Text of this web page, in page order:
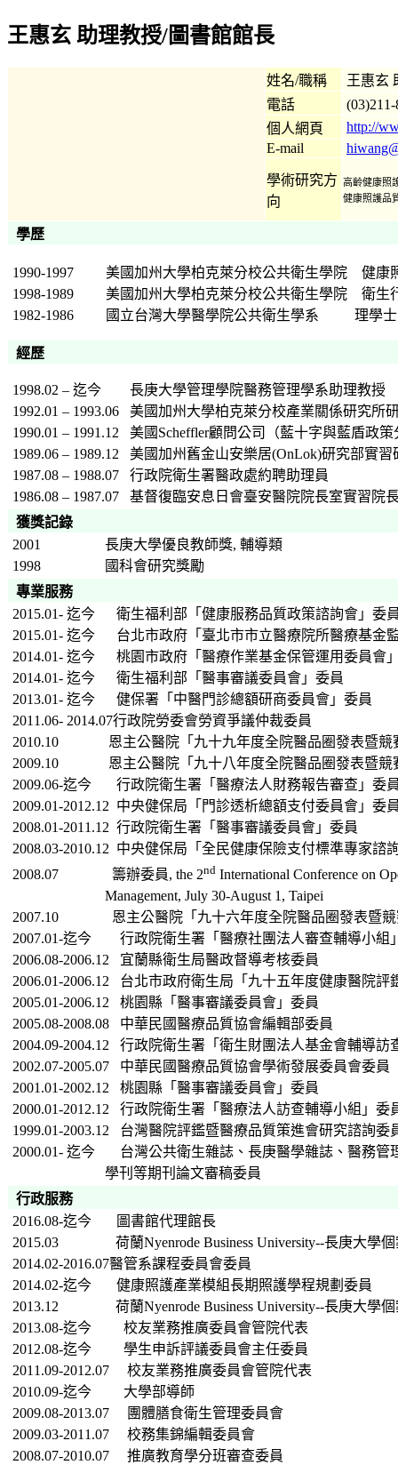
王惠玄 助理教授/圖書館館長
姓名/職稱
王惠玄
電話
個人網頁
http://
E-mail
學術研究方
向
高齡健康照
健康照護品
學歷
1990-1997 美國加州大學柏克萊分校公共衛生學院
健康
1998-1989
美國加州大學柏克萊分校公共衛生學院
衛生
1982-1986
國立台灣大學醫學院公共衛生學系 理學士
經歷
1998.02 – 迄今
長庚大學管理學院醫務管理學系助理教授
1992.01 – 1993.06
美國加州大學柏克萊分校產業關係研究所
1990.01 – 1991.12
美國Scheffler顧問公司（藍十字與藍盾政
1989.06 – 1989.12
美國加州舊金山安樂居(OnLok)研究部實習
1987.08 – 1988.07 行政院衛生署醫政處約聘助理員
1986.08 – 1987.07
基督復臨安息日會臺安醫院院長室實習院
獲獎記錄
2001
長庚大學優良教師獎, 輔導類
1998
國科會研究獎勵
專業服務
2015.01- 迄今 衛生福利部 「健康服務品質政策諮詢會」委
2015.01- 迄今 台北市政府 「臺北市市立醫療院所醫療基金
2014.01- 迄今 桃園市政府 「醫療作業基金保管運用委員會
2014.01- 迄今 衛生福利部 「醫事審議委員會」委員
2013.01- 迄今 健保署 「中醫門診總額研商委員會」委員
2011.06- 2014.07行政院勞委會勞資爭議仲裁委員
2010.10 恩主公醫院「九十九年度全院醫品圈發表暨競
2009.10 恩主公醫院「九十八年度全院醫品圈發表暨競
2009.06-迄今
行政院衛生署「醫療法人財務報告審查」委
2009.01-2012.12 中央健保局「門診透析總額支付委員會」委
2008.01-2011.12 行政院衛生署「醫事審議委員會」委員
2008.03-2010.12 中央健保局「全民健康保險支付標準專家諮
2008.07 籌辦委員, the 2nd International Conference on
Management, July 30-August 1, Taipei
2007.10 恩主公醫院「九十六年度全院醫品圈發表暨
2007.01-迄今
行政院衛生署「醫療社團法人審查輔導小組
2006.08-2006.12 宜蘭縣衛生局醫政督導考核委員
2006.01-2006.12 台北市政府衛生局「九十五年度健康醫院評
2005.01-2006.12 桃園縣「醫事審議委員會」委員
2005.08-2008.08 中華民國醫療品質協會編輯部委員
2004.09-2004.12 行政院衛生署「衛生財團法人基金會輔導訪
2002.07-2005.07 中華民國醫療品質協會學術發展委員會委員
2001.01-2002.12 桃園縣「醫事審議委員會」委員
2000.01-2012.12 行政院衛生署「醫療法人訪查輔導小組」委
1999.01-2003.12 台灣醫院評鑑暨醫療品質策進會研究諮詢委
2000.01- 迄今
台灣公共衛生雜誌、長庚醫學雜誌、醫務管
學刊等期刊論文審稿委員
行政服務
2016.08-迄今 圖書館代理館長
2015.03 荷蘭Nyenrode Business University--長庚大學個
2014.02-2016.07醫管系課程委員會委員
2014.02-迄今 健康照護產業模組長期照護學程規劃委員
2013.12 荷蘭Nyenrode Business University--長庚大學個
2013.08-迄今 校友業務推廣委員會管院代表
2012.08-迄今 學生申訴評議委員會主任委員
2011.09-2012.07 校友業務推廣委員會管院代表
2010.09-迄今 大學部導師
2009.08-2013.07 團體膳食衛生管理委員會
2009.03-2011.07 校務集錦編輯委員會
2008.07-2010.07 推廣教育學分班審查委員